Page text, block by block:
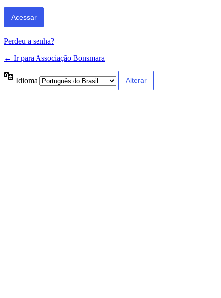
Perdeu a senha?
← Ir para Associação Bonsmara
Idioma